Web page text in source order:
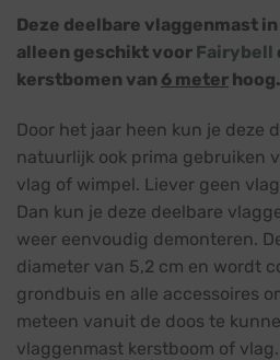
Deze deelbare vlaggenmast
alleen geschikt voor Fairybell
kerstbomen van 6 meter hoog.
Door het jaar heen kun je deze
natuurlijk ook prima gebruiken
vlag of wimpel. Liever geen
Dan kun je deze deelbare
weer eenvoudig demonteren.
diameter van 5,2 cm en wordt
grondbuis en alle accessoires
meteen vanuit de doos te
vlaggenmast kerstboom of vlag.